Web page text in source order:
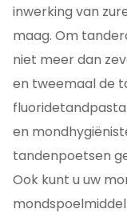
inwerking van
maag. Om
niet meer dan
en tweemaal de
en
tandenpoetsen
Ook kunt u uw